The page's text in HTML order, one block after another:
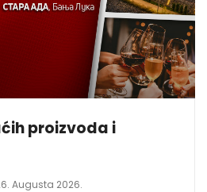
proizvoda i
Augusta 2026.